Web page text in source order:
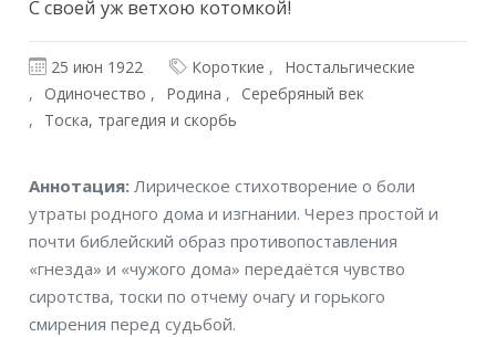
С своей уж ветхою котомкой!
25 июн 1922 Короткие
Ностальгические
Одиночество
Родина
Серебряный век
Тоска, трагедия и скорбь
Аннотация
Аннотация:Лирическое стихотворение о боли
утраты родного дома и изгнании. Через простой и
почти библейский образ противопоставления
«гнезда» и «чужого дома» передаётся чувство
сиротства, тоски по отчему очагу и горького
смирения перед судьбой.